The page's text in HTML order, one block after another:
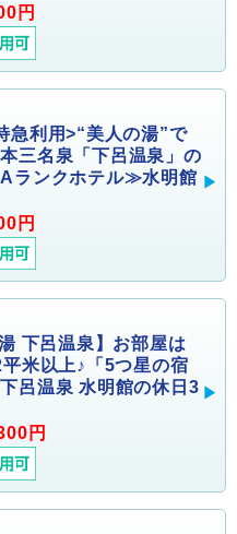
円
急利用>“美人の湯”で
三名泉「下呂温泉」の
ランクホテル≫水明館
円
下呂温泉】お部屋は
米以上♪「5つ星の宿
呂温泉 水明館の休日3
円